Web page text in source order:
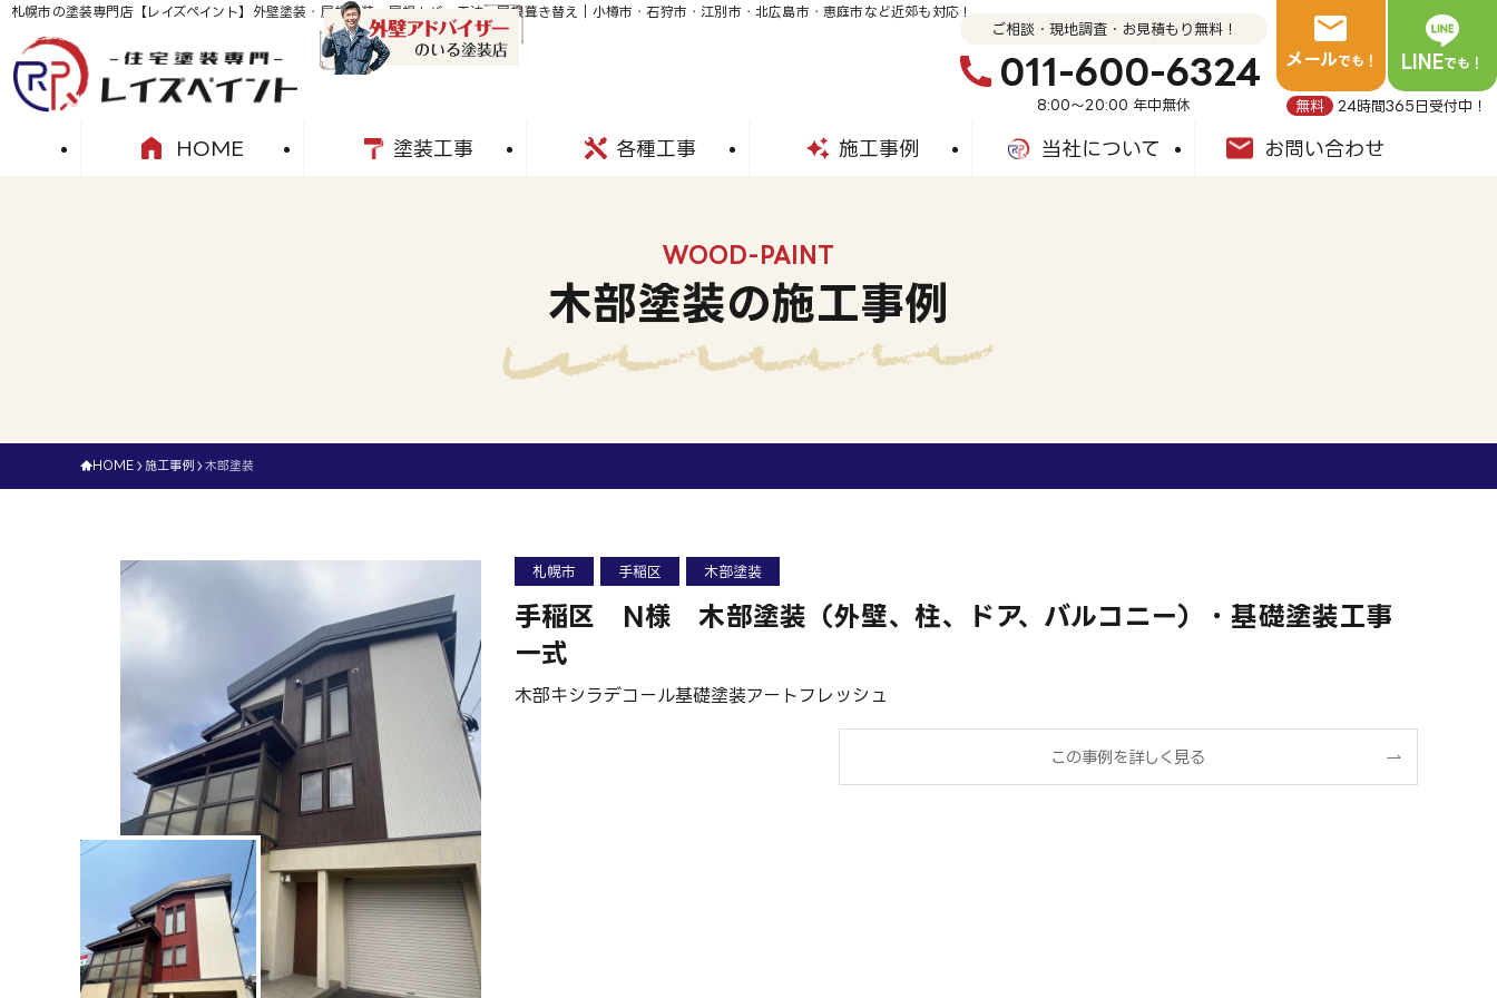
札幌市の塗装専門店【レイズペイント】外壁塗装・屋根塗装・屋根カバー工法・屋根葺き替え｜小樽市・石狩市・江別市・北広島市・恵庭市など近郊も対応！
HOME 塗装工事 各種工事 施工事例 当社について お問い合わせ
ご相談・現地調査・お見積もり無料！
011-600-6324
8:00～20:00 年中無休
メールでも！ LINEでも！
無料 24時間365日受付中！
木部塗装の施工事例
WOOD-PAINT
HOME 施工事例 木部塗装
札幌市 手稲区 木部塗装
手稲区 N様 木部塗装（外壁、柱、ドア、バルコニー）・基礎塗装工事
一式
木部キシラデコール基礎塗装アートフレッシュ
この事例を詳しく見る